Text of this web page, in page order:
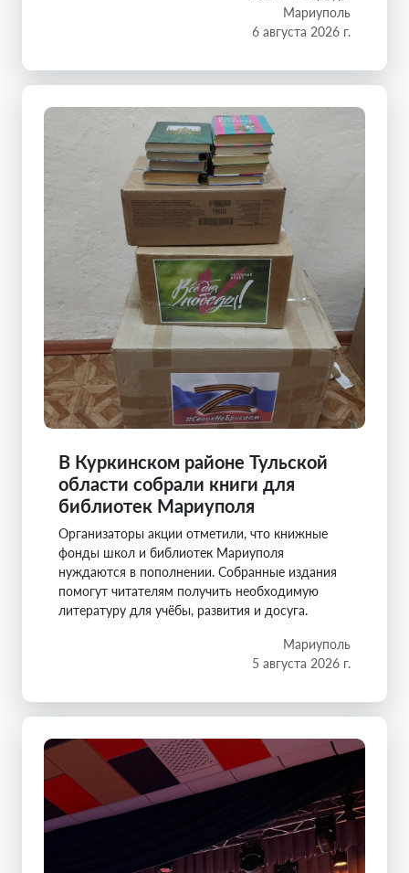
Мариуполь
6 августа 2026 г.
В Куркинском районе Тульской
области собрали книги для
библиотек Мариуполя
Организаторы акции отметили, что книжные
фонды школ и библиотек Мариуполя
нуждаются в пополнении. Собранные издания
помогут читателям получить необходимую
литературу для учёбы, развития и досуга.
Мариуполь
5 августа 2026 г.